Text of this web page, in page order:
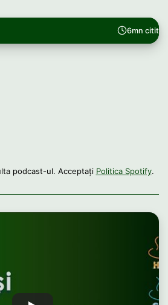
6mn citit
podcast-ul. Acceptați Politica Spotify.